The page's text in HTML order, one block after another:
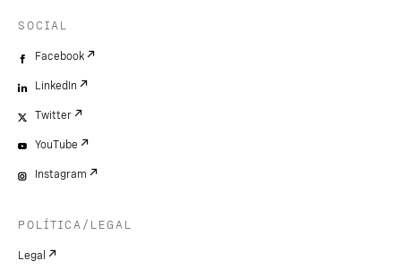
SOCIAL
Facebook
LinkedIn
Twitter
YouTube
Instagram
POLÍTICA/LEGAL
Legal